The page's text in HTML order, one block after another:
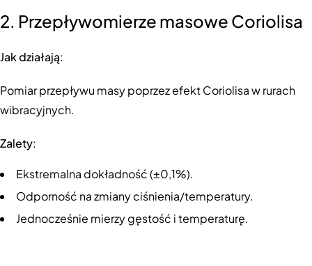
2. Przepływomierze masowe Coriolisa
Jak działają:
Pomiar przepływu masy poprzez efekt Coriolisa w rurach
wibracyjnych.
Zalety:
Ekstremalna dokładność (±0,1%).
Odporność na zmiany ciśnienia/temperatury.
Jednocześnie mierzy gęstość i temperaturę.